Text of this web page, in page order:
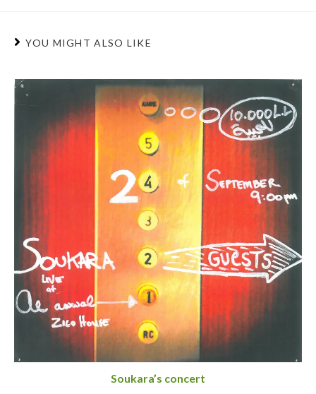
YOU MIGHT ALSO LIKE
Soukara’s concert